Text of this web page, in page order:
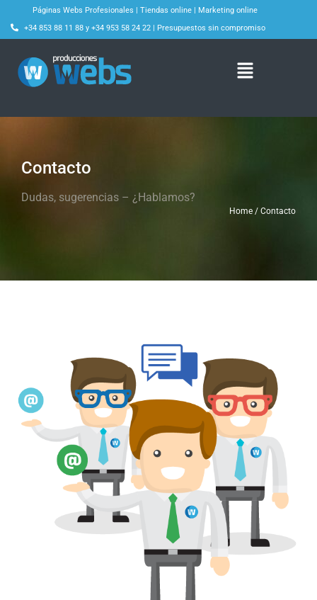
Páginas Webs Profesionales | Tiendas online | Marketing online
+34 853 88 11 88 y +34 953 58 24 22 | Presupuestos sin compromiso
Contacto
Dudas, sugerencias – ¿Hablamos?
Home / Contacto